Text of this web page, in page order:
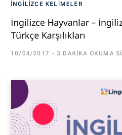
İNGILIZCE KELIMELER
İngilizce Hayvanlar –
Türkçe Karşılıkları
10/04/2017 3 DAKIKA OKUMA